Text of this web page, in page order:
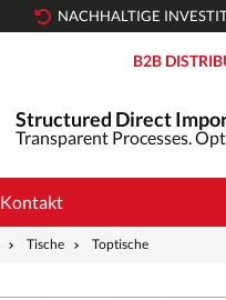
NACHHALTIGE
B2B
Structured Direct
Transparent Processes.
Kontakt
Tische Toptische